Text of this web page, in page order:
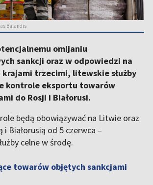
Balandis
omijaniu
sankcji oraz w odpowiedzi na
trzecimi, litewskie służby
kontrole eksportu towarów
do Rosji i Białorusi.
będą obowiązywać na Litwie oraz
i Białorusią od 5 czerwca –
celne w środę.
towarów objętych sankcjami